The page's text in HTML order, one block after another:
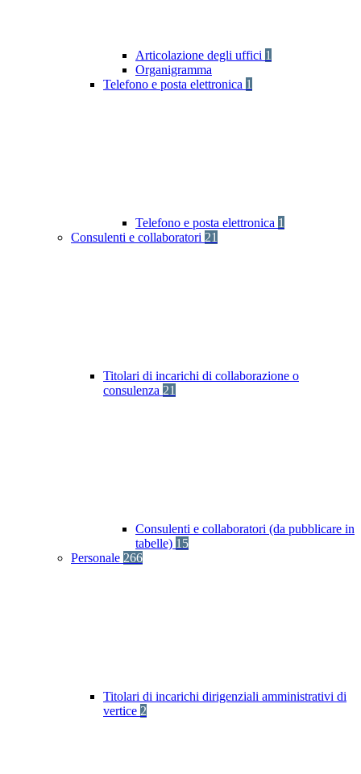
Articolazione degli uffici 1
Organigramma
Telefono e posta elettronica 1
Telefono e posta elettronica 1
Consulenti e collaboratori 21
Titolari di incarichi di collaborazione o
consulenza 21
Consulenti e collaboratori (da pubblicare in
tabelle) 15
Personale 266
Titolari di incarichi dirigenziali amministrativi di
vertice 2